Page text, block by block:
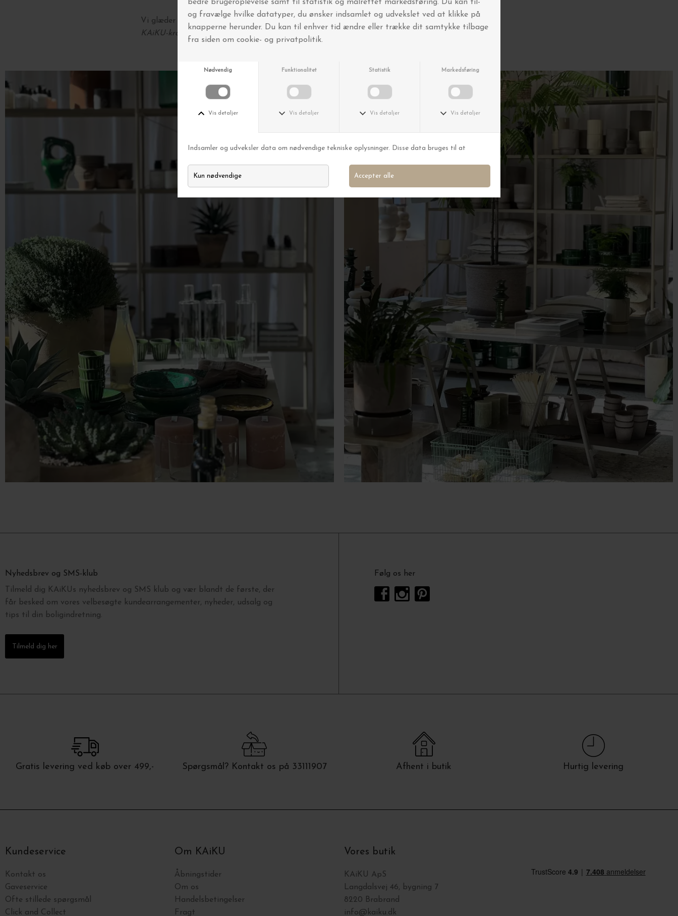
Vi glæder os til at se dig!
KAiKU-kram fra Dorte og hele KAiKU-teamet
Nyhedsbrev og SMS-klub
Tilmeld dig KAiKUs nyhedsbrev og SMS klub og vær blandt de første, der
får besked om vores velbesøgte kundearrangementer, nyheder, udsalg og
tips til din boligindretning.
Tilmeld dig her
Følg os her
Gratis levering ved køb over 499,- Spørgsmål? Kontakt os på 33111907 Afhent i butik Hurtig levering
Kundeservice
Kontakt os
Gaveservice
Ofte stillede spørgsmål
Click and Collect
Om KAiKU
Åbningstider
Om os
Handelsbetingelser
Fragt
Vores butik
KAiKU ApS
Langdalsvej 46, bygning 7
8220 Brabrand
info@kaiku.dk